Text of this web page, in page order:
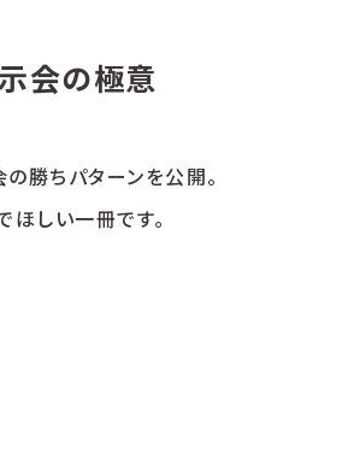
会の極意
勝ちパターンを公開。
しい一冊です。